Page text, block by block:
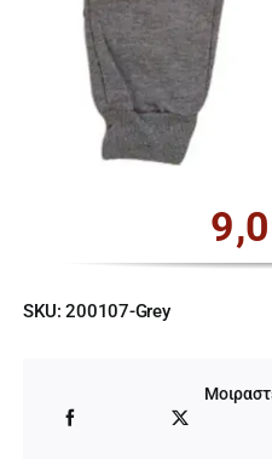
ENGLISH English
SKU:200107-Grey